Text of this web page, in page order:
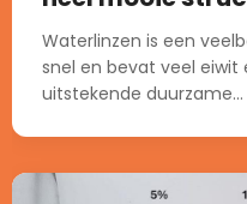
Waterlinzen is een
snel en bevat veel eiwit
uitstekende duurzame...